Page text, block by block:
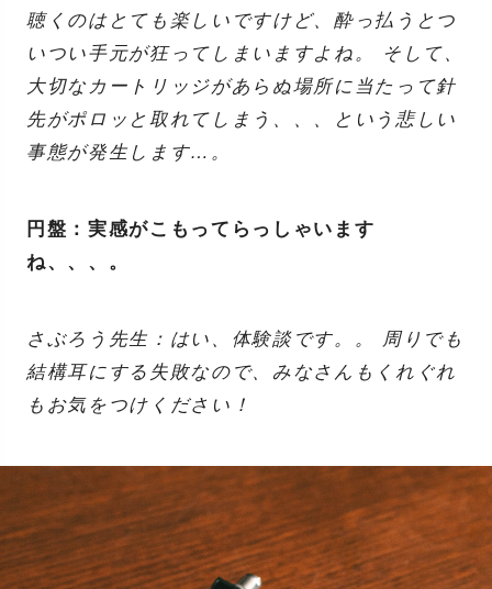
聴くのはとても楽しいですけど、酔っ払うとつ
いつい手元が狂ってしまいますよね。 そして、
大切なカートリッジがあらぬ場所に当たって針
先がポロッと取れてしまう、、、という悲しい
事態が発生します…。
円盤：実感がこもってらっしゃいます
ね、、、。
さぶろう先生：はい、体験談です。。 周りでも
結構耳にする失敗なので、みなさんもくれぐれ
もお気をつけください！